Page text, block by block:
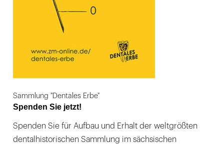
Sammlung "Dentales Erbe"
Spenden Sie jetzt!
Spenden Sie für Aufbau und Erhalt der weltgrößten
dentalhistorischen Sammlung im sächsischen